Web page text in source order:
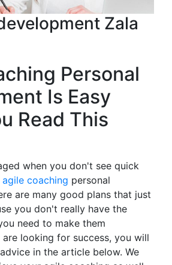
Zala
Personal
Is Easy
Read This
when you don't see quick
agile coaching personal
are many good plans that just
you don't really have the
need to make them
are looking for success, you will
in the article below. We